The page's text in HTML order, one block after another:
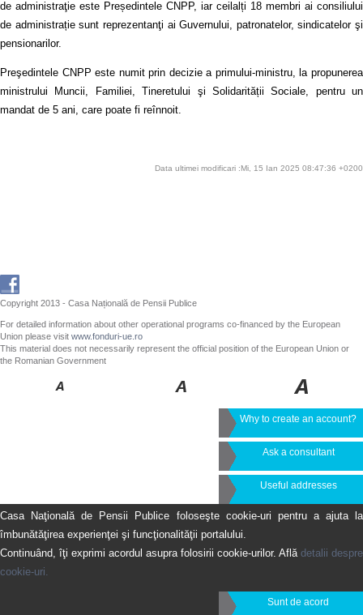
de administraţie este Președintele CNPP, iar ceilalți 18 membri ai consiliului
de administrație sunt reprezentanţi ai Guvernului, patronatelor, sindicatelor şi
pensionarilor.
Preşedintele CNPP este numit prin decizie a primului-ministru, la propunerea
ministrului Muncii, Familiei, Tineretului şi Solidarității Sociale, pentru un
mandat de 5 ani, care poate fi reînnoit.
Data ultimei modificari :Mi, 15 Ian 2025 08:47:36 +0200
Copyright 2013 - Casa Națională de Pensii Publice
For detailed information about other operational programs co-financed by the European
Union please visit www.fonduri-ue.ro
This material does not necessarily represent the official position of the European Union or
the Romanian Government
Why to create an account?
Ask a consultant
Useful addresses
Casa Naţională de Pensii Publice foloseşte cookie-uri pentru a ajuta la
îmbunătăţirea experienţei şi funcţionalităţii portalului.
Continuând, îţi exprimi acordul asupra folosirii cookie-urilor. Află detalii despre
cookie-uri.
Sunt de acord